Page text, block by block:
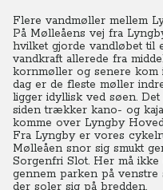
Flere vandmøller mellem
På Mølleåens vej fra
hvilket gjorde vandløbet til
vandkraft allerede fra
kornmøller og senere kom
dag er de fleste møller
ligger idyllisk ved søen.
siden trækker kano- og
komme over Lyngby
Fra Lyngby er vores
Mølleåen snor sig smukt
Sorgenfri Slot. Her må
gennem parken på
der soler sig på bredden.